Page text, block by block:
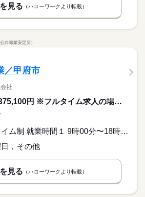
見る （ハローワークより転載）
共職業安定所）
／甲府市
社
214,000円〜375,100円 ※フルタイム求人の場合は月額（換算額）、パート求人の場合は時間額を表示しています。
フレックスタイム制 就業時間１ 9時00分〜18時00分 又は 6時00分〜21時00分の時間の間の8時間程度 就業時間に関する特記事項 フレックスタイム制
，その他
見る （ハローワークより転載）